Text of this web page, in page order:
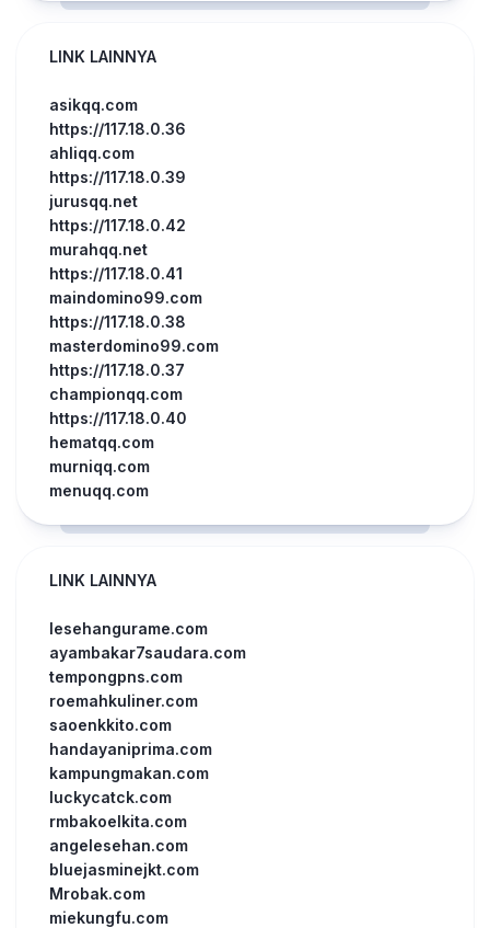
LINK LAINNYA
asikqq.com
https://117.18.0.36
ahliqq.com
https://117.18.0.39
jurusqq.net
https://117.18.0.42
murahqq.net
https://117.18.0.41
maindomino99.com
https://117.18.0.38
masterdomino99.com
https://117.18.0.37
championqq.com
https://117.18.0.40
hematqq.com
murniqq.com
menuqq.com
LINK LAINNYA
lesehangurame.com
ayambakar7saudara.com
tempongpns.com
roemahkuliner.com
saoenkkito.com
handayaniprima.com
kampungmakan.com
luckycatck.com
rmbakoelkita.com
angelesehan.com
bluejasminejkt.com
Mrobak.com
miekungfu.com